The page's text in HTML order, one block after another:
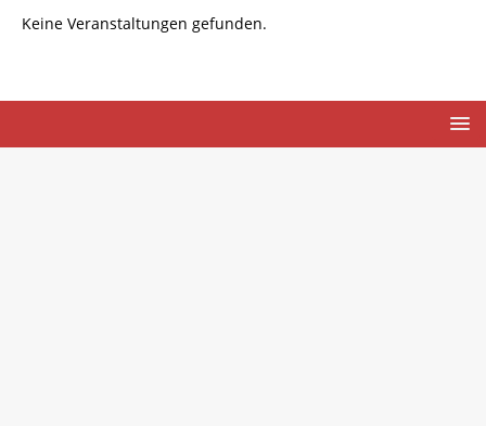
Keine Veranstaltungen gefunden.